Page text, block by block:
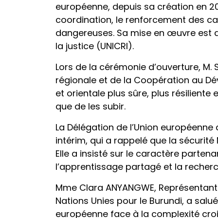
européenne, depuis sa création en
coordination, le renforcement des
dangereuses. Sa mise en œuvre est
la justice (UNICRI).
Lors de la cérémonie d’ouverture, M.
régionale et de la Coopération au
et orientale plus sûre, plus
que de les subir.
La Délégation de l’Union
intérim, qui a rappelé que la
Elle a insisté sur le caractère
l’apprentissage partagé et la
Mme Clara ANYANGWE,
Nations Unies pour le Burundi, a
européenne face à la complexité